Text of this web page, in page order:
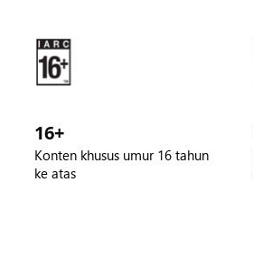
16+
Konten khusus umur 16 tahun
ke atas